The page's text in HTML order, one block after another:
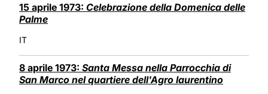
15 aprile 1973: Celebrazione della Domenica delle
Palme
IT
8 aprile 1973: Santa Messa nella Parrocchia di
San Marco nel quartiere dell'Agro laurentino